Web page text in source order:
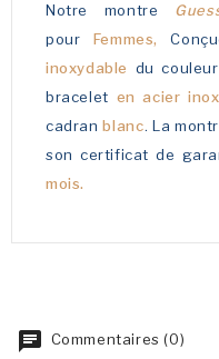
Notre montre
pour Femmes,
inoxydable du
bracelet en acier
cadran blanc. La
son certificat de
mois.
Commentaires (0)